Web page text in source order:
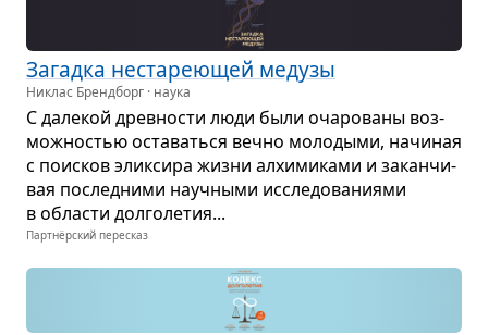
Загадка неста­ре­ю­щей медузы
Никлас Брендборг · наука
С дале­кой древ­но­сти люди были оча­ро­ваны воз­
мож­но­стью оста­ваться вечно моло­дыми, начи­ная
с поис­ков элик­сира жизни алхи­ми­ками и закан­чи­
вая послед­ними науч­ными иссле­до­ва­ни­ями
в обла­сти дол­го­ле­тия...
Партнёрский пересказ